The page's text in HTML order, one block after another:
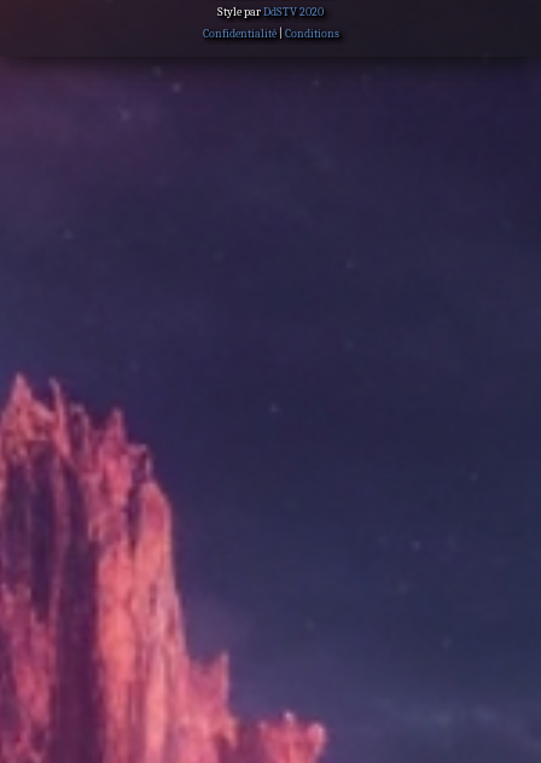
Style parDdSTV 2020
Confidentialité| Conditions